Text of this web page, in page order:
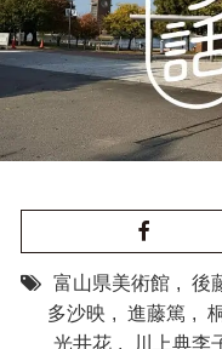
富山県美術館 , 後
多沙映 , 進藤篤 ,
光井花 , 川上典李